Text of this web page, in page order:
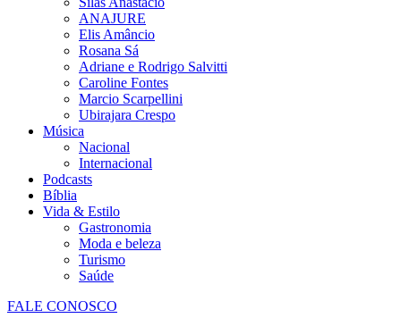
ANAJURE
Elis Amâncio
Rosana Sá
Adriane e Rodrigo Salvitti
Caroline Fontes
Marcio Scarpellini
Ubirajara Crespo
Música
Nacional
Internacional
Podcasts
Bíblia
Vida & Estilo
Gastronomia
Moda e beleza
Turismo
Saúde
FALE CONOSCO